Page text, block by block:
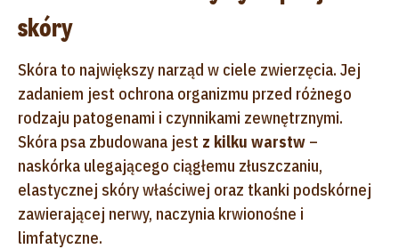
skóry
Skóra to największy narząd w ciele zwierzęcia. Jej
zadaniem jest ochrona organizmu przed różnego
rodzaju patogenami i czynnikami zewnętrznymi.
Skóra psa zbudowana jest z kilku warstw –
naskórka ulegającego ciągłemu złuszczaniu,
elastycznej skóry właściwej oraz tkanki podskórnej
zawierającej nerwy, naczynia krwionośne i
limfatyczne.